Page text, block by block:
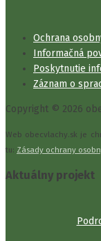
Ochrana
Informačná
Poskytnutie
Záznam o
Copyright © 2026
Web obecvlachy.sk je
tu: Zásady ochrany
Aktuálny projekt